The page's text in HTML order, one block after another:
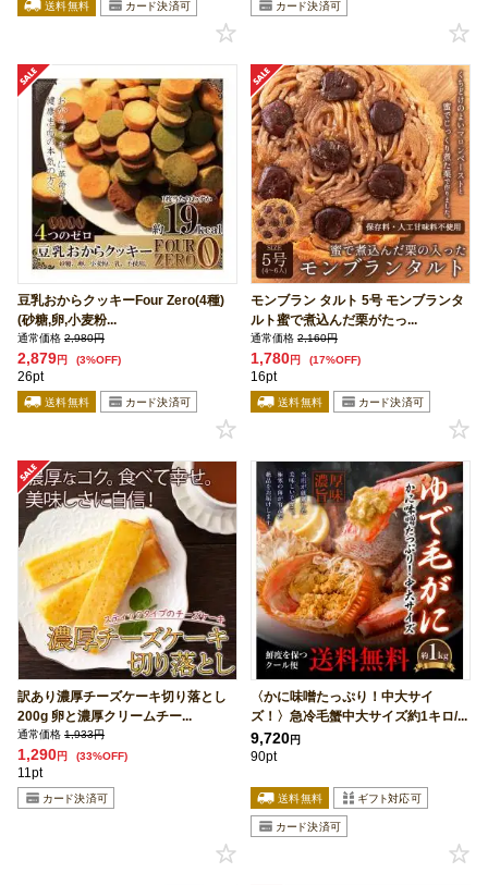
豆乳おからクッキーFour Zero(4種)
(砂糖,卵,小麦粉...
通常価格 2,980円
2,879円 (3%OFF)
26pt
モンブラン タルト 5号 モンブランタ
ルト蜜で煮込んだ栗がたっ...
通常価格 2,160円
1,780円 (17%OFF)
16pt
訳あり濃厚チーズケーキ切り落とし
200g 卵と濃厚クリームチー...
通常価格 1,933円
1,290円 (33%OFF)
11pt
〈かに味噌たっぷり！中大サイ
ズ！〉急冷毛蟹中大サイズ約1キロ/...
9,720円
90pt